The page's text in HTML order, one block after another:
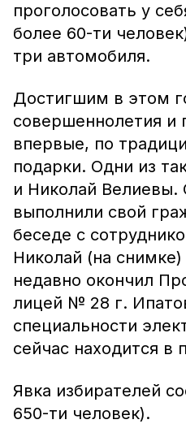
проголосовать у
более 60-ти
три автомобиля.
Достигшим в этом
совершеннолетия и
впервые, по
подарки. Одни из
и Николай Велиевы.
выполнили свой
беседе с
Николай (на снимке)
недавно окончил
лицей № 28 г.
специальности
сейчас находится в
Явка избирателей
650-ти человек).